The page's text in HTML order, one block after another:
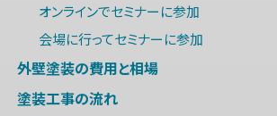
オンラインでセミナーに参加
会場に行ってセミナーに参加
外壁塗装の費用と相場
塗装工事の流れ